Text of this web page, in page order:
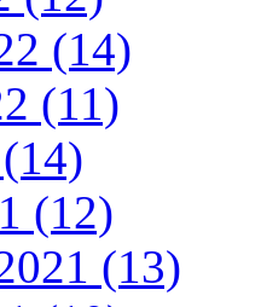
(14)
(11)
(12)
(13)